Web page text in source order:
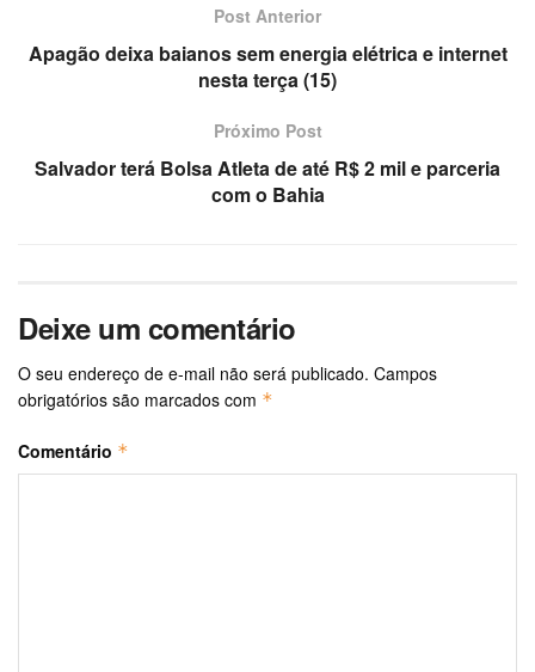
Post Anterior
Apagão deixa baianos sem energia elétrica e internet
nesta terça (15)
Próximo Post
Salvador terá Bolsa Atleta de até R$ 2 mil e parceria
com o Bahia
Deixe um comentário
O seu endereço de e-mail não será publicado. Campos
obrigatórios são marcados com *
Comentário *